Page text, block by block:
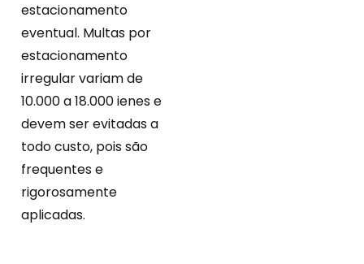
estacionamento
eventual. Multas por
estacionamento
irregular variam de
10.000 a 18.000 ienes e
devem ser evitadas a
todo custo, pois são
frequentes e
rigorosamente
aplicadas.